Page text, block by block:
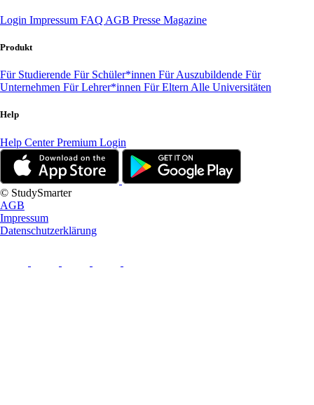
Login Impressum FAQ AGB Presse Magazine
Produkt
Für Studierende Für Schüler*innen Für Auszubildende Für
Unternehmen Für Lehrer*innen Für Eltern Alle Universitäten
Help
Help CenterPremium Login
© StudySmarter
AGB
Impressum
Datenschutzerklärung